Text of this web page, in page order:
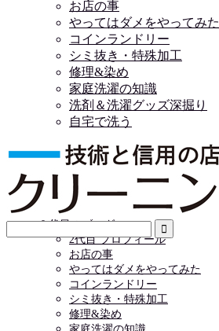
お店の事
やってはダメをやってみた
コインランドリー
シミ抜き・特殊加工
修理&染め
家庭洗濯の知識
洗剤＆洗濯グッズ深掘り
自宅で洗う
HOME
サービス
料金について
店舗情報
お問い合わせ
２代目のブログ
2代目 プロフィール
お店の事
やってはダメをやってみた
コインランドリー
シミ抜き・特殊加工
修理&染め